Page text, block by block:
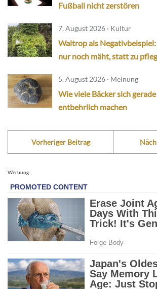
Fußball nicht zerstören
7. August 2026 · Kultur
Waltrop als
nur noch mäht, statt zu
5. August 2026 · Meinung
Wie viele Bäcker sich
entbehrlich machen
Vorheriger Beitrag
Werbung